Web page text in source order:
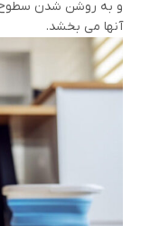
و به روشن شدن سطوح
آنها می بخشد.